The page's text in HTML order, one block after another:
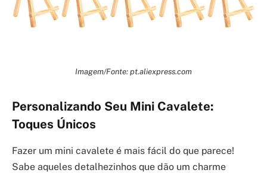
Imagem/Fonte: pt.aliexpress.com
Personalizando Seu Mini Cavalete:
Toques Únicos
Fazer um mini cavalete é mais fácil do que parece!
Sabe aqueles detalhezinhos que dão um charme